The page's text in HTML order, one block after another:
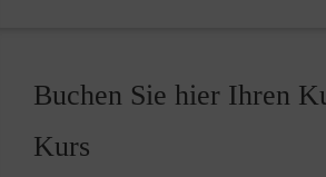
Buchen Sie hier Ihren
Kurs